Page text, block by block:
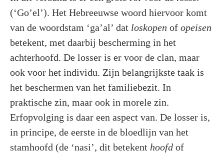
(‘Go’el’). Het Hebreeuwse woord hiervoor komt
van de woordstam ‘ga’al’ dat loskopen of opeisen
betekent, met daarbij bescherming in het
achterhoofd. De losser is er voor de clan, maar
ook voor het individu. Zijn belangrijkste taak is
het beschermen van het familiebezit. In
praktische zin, maar ook in morele zin.
Erfopvolging is daar een aspect van. De losser is,
in principe, de eerste in de bloedlijn van het
stamhoofd (de ‘nasi’, dit betekent hoofd of